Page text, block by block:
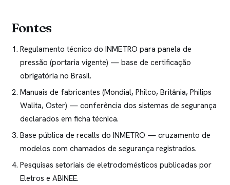
Fontes
Regulamento técnico do INMETRO para panela de
pressão (portaria vigente) — base de certificação
obrigatória no Brasil.
Manuais de fabricantes (Mondial, Philco, Britânia, Philips
Walita, Oster) — conferência dos sistemas de segurança
declarados em ficha técnica.
Base pública de recalls do INMETRO — cruzamento de
modelos com chamados de segurança registrados.
Pesquisas setoriais de eletrodomésticos publicadas por
Eletros e ABINEE.